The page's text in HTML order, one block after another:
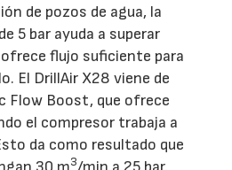
de pozos de agua, la
5 bar ayuda a superar
flujo suficiente para
El DrillAir X28 viene de
Flow Boost, que ofrece
el compresor trabaja a
da como resultado que
3